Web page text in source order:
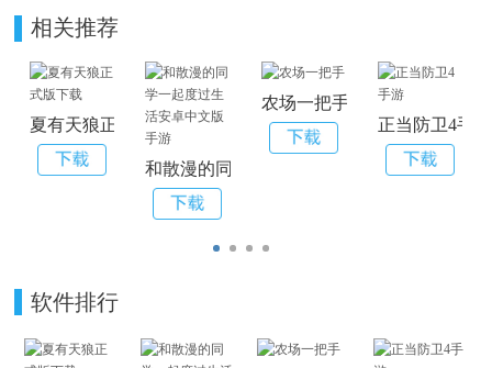
相关推荐
夏有天狼正式版下载
和散漫的同学一起度过生活安卓中文版手游
农场一把手
正当防卫4手游
软件排行